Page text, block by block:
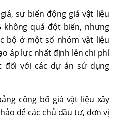
sự biến động giá vật liệu
không quá đột biến, nhưng
bộ ở một số nhóm vật liệu
áp lực nhất định lên chi phí
đối với các dự án sử dụng
công bố giá vật liệu xây
để các chủ đầu tư, đơn vị